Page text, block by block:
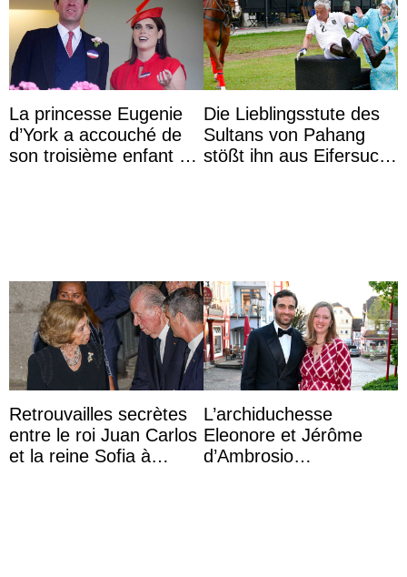
La princesse Eugenie
d’York a accouché de
son troisième enfant et
Die Lieblingsstute des
Sultans von Pahang
stößt ihn aus Eifersucht
Retrouvailles secrètes
entre le roi Juan Carlos
et la reine Sofia à
L’archiduchesse
Eleonore et Jérôme
d’Ambrosio